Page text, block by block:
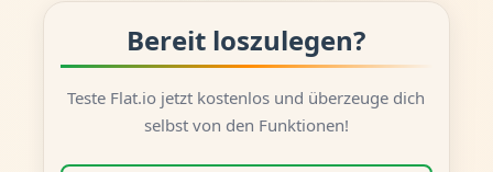
Bereit loszulegen?
Teste Flat.io jetzt kostenlos und überzeuge dich
selbst von den Funktionen!